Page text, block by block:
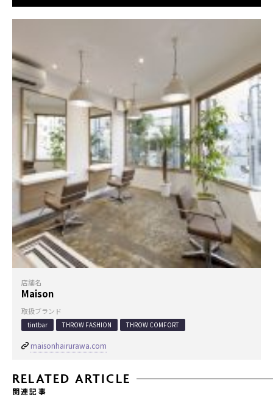
店舗名
Maison
取扱ブランド
tintbar THROW FASHION THROW COMFORT
maisonhairurawa.com
RELATED ARTICLE
関連記事